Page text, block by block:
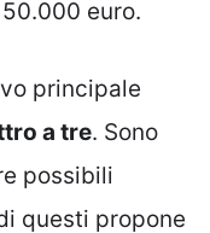
euro.
principale
a tre. Sono
possibili
questi propone